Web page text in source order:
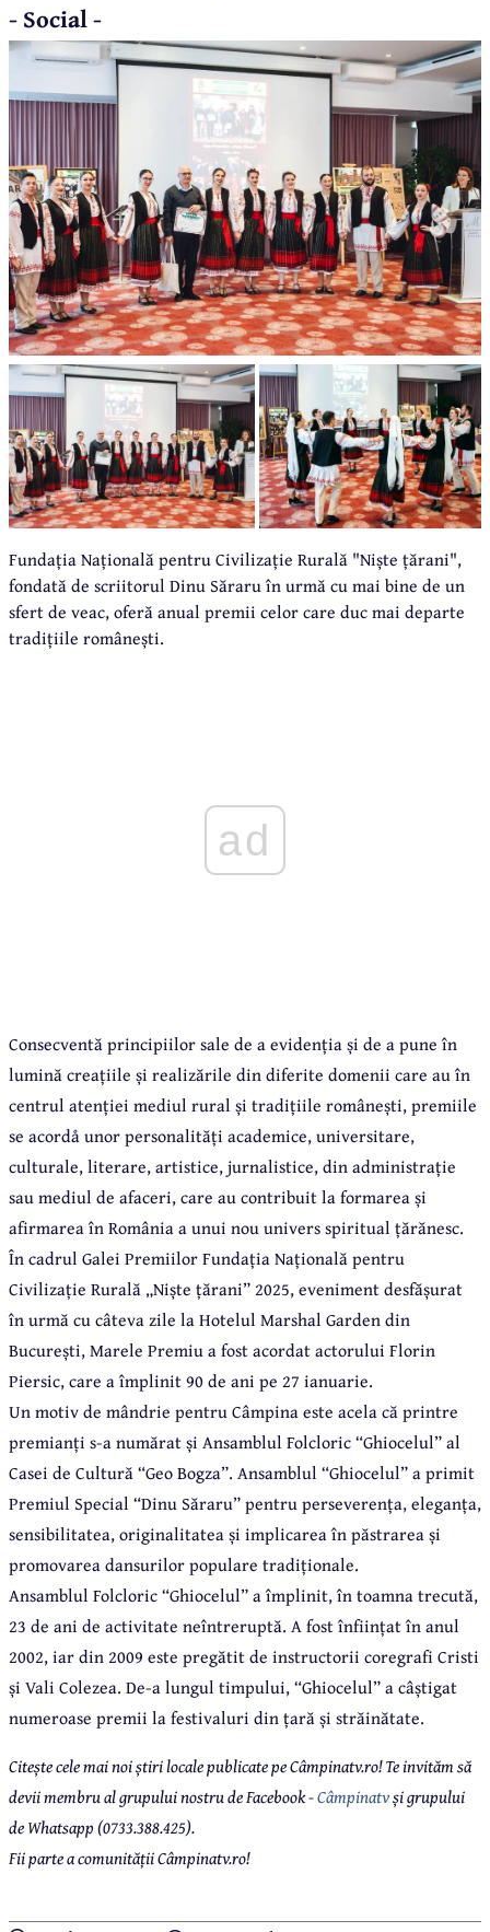
- Social -
Fundația Națională pentru Civilizație Rurală "Niște țărani",
fondată de scriitorul Dinu Săraru în urmă cu mai bine de un
sfert de veac, oferă anual premii celor care duc mai departe
tradițiile românești.
ad
Consecventă principiilor sale de a evidenția și de a pune în
lumină creațiile și realizările din diferite domenii care au în
centrul atenției mediul rural și tradițiile românești, premiile
se acordå unor personalități academice, universitare,
culturale, literare, artistice, jurnalistice, din administrație
sau mediul de afaceri, care au contribuit la formarea și
afirmarea în România a unui nou univers spiritual țărănesc.
În cadrul Galei Premiilor Fundația Națională pentru
Civilizație Rurală „Niște țărani” 2025, eveniment desfășurat
în urmă cu câteva zile la Hotelul Marshal Garden din
București, Marele Premiu a fost acordat actorului Florin
Piersic, care a împlinit 90 de ani pe 27 ianuarie.
Un motiv de mândrie pentru Câmpina este acela că printre
premianți s-a numărat și Ansamblul Folcloric “Ghiocelul” al
Casei de Cultură “Geo Bogza”. Ansamblul “Ghiocelul” a primit
Premiul Special “Dinu Săraru” pentru perseverența, eleganța,
sensibilitatea, originalitatea și implicarea în păstrarea și
promovarea dansurilor populare tradiționale.
Ansamblul Folcloric “Ghiocelul” a împlinit, în toamna trecută,
23 de ani de activitate neîntreruptă. A fost înființat în anul
2002, iar din 2009 este pregătit de instructorii coregrafi Cristi
și Vali Colezea. De-a lungul timpului, “Ghiocelul” a câștigat
numeroase premii la festivaluri din țară și străinătate.
Citește cele mai noi știri locale publicate pe Câmpinatv.ro! Te invităm să
devii membru al grupului nostru de Facebook -Câmpinatvși grupului
de Whatsapp (0733.388.425).
Fii parte a comunității Câmpinatv.ro!